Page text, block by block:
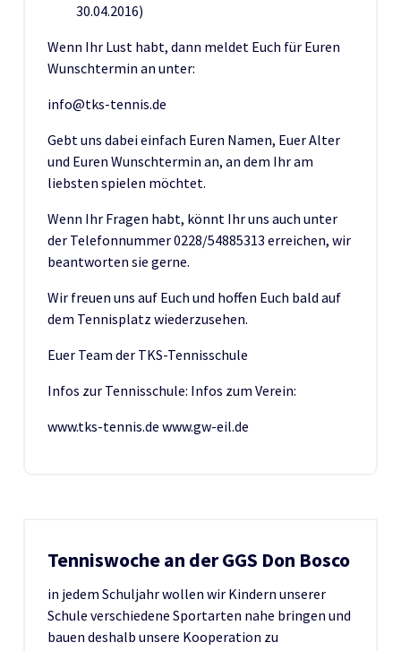
30.04.2016)
Wenn Ihr Lust habt, dann meldet Euch für Euren
Wunschtermin an unter:
info@tks-tennis.de
Gebt uns dabei einfach Euren Namen, Euer Alter
und Euren Wunschtermin an, an dem Ihr am
liebsten spielen möchtet.
Wenn Ihr Fragen habt, könnt Ihr uns auch unter
der Telefonnummer 0228/54885313 erreichen, wir
beantworten sie gerne.
Wir freuen uns auf Euch und hoffen Euch bald auf
dem Tennisplatz wiederzusehen.
Euer Team der TKS-Tennisschule
Infos zur Tennisschule: Infos zum Verein:
www.tks-tennis.de www.gw-eil.de
Tenniswoche an der GGS Don Bosco
in jedem Schuljahr wollen wir Kindern unserer
Schule verschiedene Sportarten nahe bringen und
bauen deshalb unsere Kooperation zu